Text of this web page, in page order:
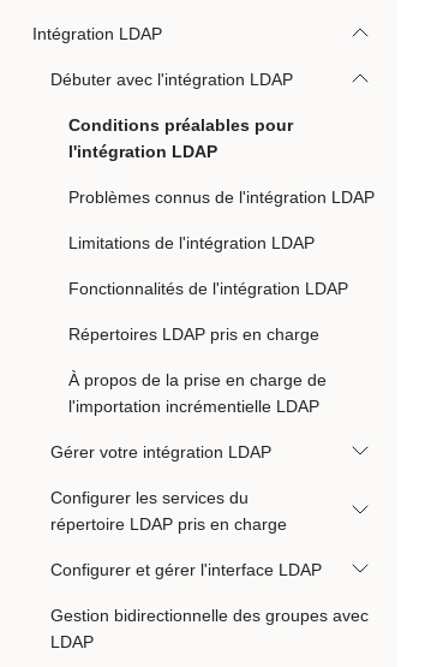
Intégration LDAP
Débuter avec l'intégration LDAP
Conditions préalables pour
l'intégration LDAP
Problèmes connus de l'intégration LDAP
Limitations de l'intégration LDAP
Fonctionnalités de l'intégration LDAP
Répertoires LDAP pris en charge
À propos de la prise en charge de
l'importation incrémentielle LDAP
Gérer votre intégration LDAP
Configurer les services du
répertoire LDAP pris en charge
Configurer et gérer l'interface LDAP
Gestion bidirectionnelle des groupes avec
LDAP